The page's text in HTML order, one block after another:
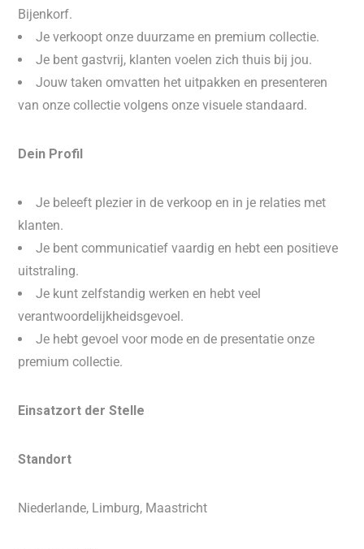
Bijenkorf.
Je verkoopt onze duurzame en premium collectie.
Je bent gastvrij, klanten voelen zich thuis bij jou.
Jouw taken omvatten het uitpakken en presenteren
van onze collectie volgens onze visuele standaard.
Dein Profil
Je beleeft plezier in de verkoop en in je relaties met
klanten.
Je bent communicatief vaardig en hebt een positieve
uitstraling.
Je kunt zelfstandig werken en hebt veel
verantwoordelijkheidsgevoel.
Je hebt gevoel voor mode en de presentatie onze
premium collectie.
Einsatzort der Stelle
Standort
Niederlande, Limburg, Maastricht